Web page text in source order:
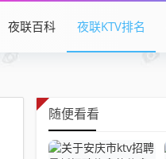
夜联百科 夜联KTV排名
随便看看